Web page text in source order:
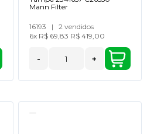
Mann Filter
16193 |
2 vendidos
6x R$ 69,83 R$ 419,00
- +